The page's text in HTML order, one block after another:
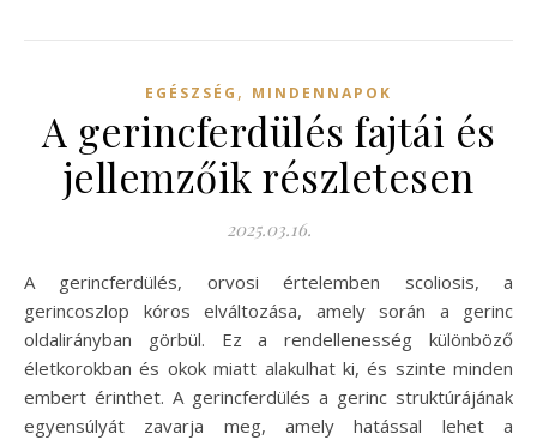
EGÉSZSÉG , MINDENNAPOK
A gerincferdülés fajtái és
jellemzőik részletesen
2025.03.16.
A gerincferdülés, orvosi értelemben scoliosis, a
gerincoszlop kóros elváltozása, amely során a gerinc
oldalirányban görbül. Ez a rendellenesség különböző
életkorokban és okok miatt alakulhat ki, és szinte minden
embert érinthet. A gerincferdülés a gerinc struktúrájának
egyensúlyát zavarja meg, amely hatással lehet a